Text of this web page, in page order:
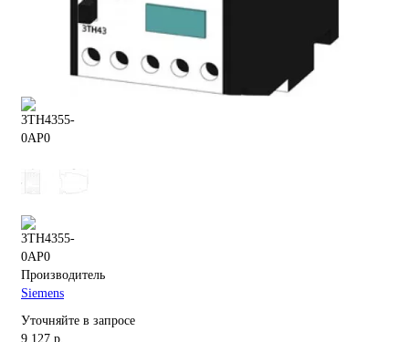
Производитель
Siemens
Уточняйте в запросе
9 127 р.